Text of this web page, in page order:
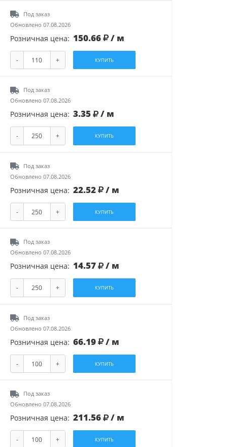
Под заказ
Обновлено 07.08.2026
Розничная цена: 150.66 / м
- + КУПИТЬ
Под заказ
Обновлено 07.08.2026
Розничная цена: 3.35 / м
- + КУПИТЬ
Под заказ
Обновлено 07.08.2026
Розничная цена: 22.52 / м
- + КУПИТЬ
Под заказ
Обновлено 07.08.2026
Розничная цена: 14.57 / м
- + КУПИТЬ
Под заказ
Обновлено 07.08.2026
Розничная цена: 66.19 / м
- + КУПИТЬ
Под заказ
Обновлено 07.08.2026
Розничная цена: 211.56 / м
- + КУПИТЬ